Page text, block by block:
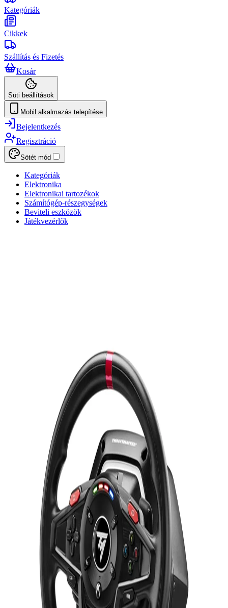
Kategóriák
Cikkek
Szállítás és Fizetés
Kosár
Süti beállítások
Mobil alkalmazás telepítése
Bejelentkezés
Regisztráció
Sötét mód
Kategóriák
Elektronika
Elektronikai tartozékok
Számítógép-részegységek
Beviteli eszközök
Játékvezérlők